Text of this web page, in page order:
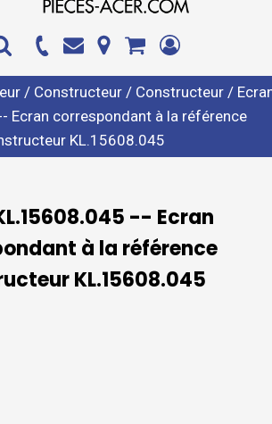
/ Constructeur / Constructeur /
Ecran correspondant à la référence
KL.15608.045
-- Ecran
à la référence
KL.15608.045